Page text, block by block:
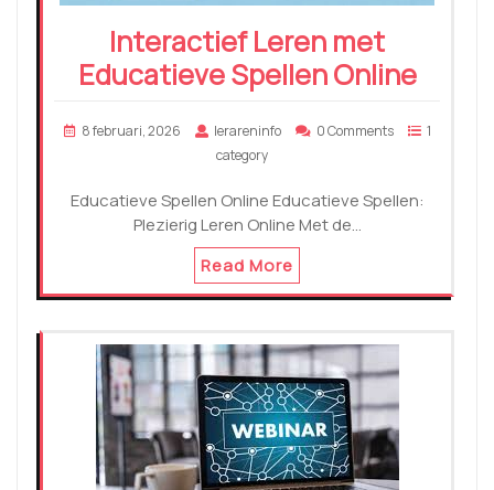
Interactief Leren met
Educatieve Spellen Online
8 februari, 2026 lerareninfo 0 Comments
1
category
Educatieve Spellen Online Educatieve Spellen:
Plezierig Leren Online Met de…
Read More